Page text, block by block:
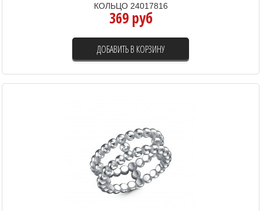
КОЛЬЦО 24017816
369 руб
ДОБАВИТЬ В КОРЗИНУ